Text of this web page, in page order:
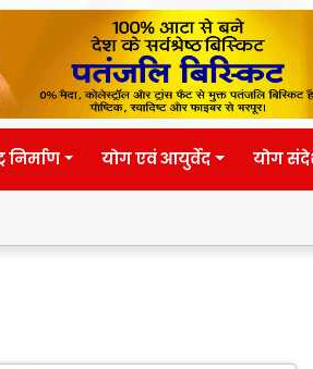
निर्माण योग एवं आयुर्वेद योग